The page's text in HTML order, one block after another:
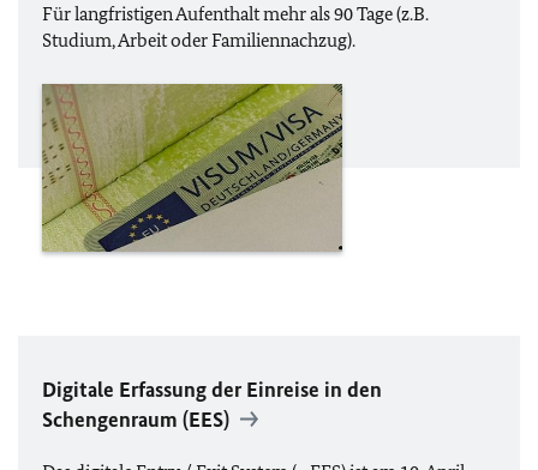
Für langfristigen Aufenthalt mehr als 90 Tage (z.B.
Studium, Arbeit oder Familiennachzug).
Digitale Erfassung der Einreise in den
Schengenraum (EES)